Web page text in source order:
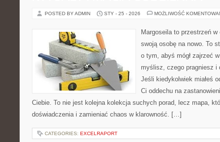
POSTED BY ADMIN STY - 25 - 2026 MOŻLIWOŚĆ
Margoseila to przestrzeń
swoją osobę na nowo. To
o tym, abyś mógł zajrzeć
myślisz, czego pragniesz
Jeśli kiedykolwiek miałeś
Ci oddechu na
Ciebie. To nie jest kolejna kolekcja suchych porad, lecz mapa,
doświadczenia i zamieniać chaos w klarowność. […]
CATEGORIES: EXCELRAPORT